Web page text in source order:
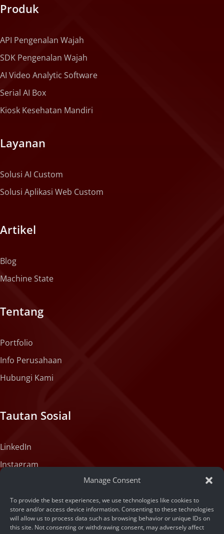
Manage Consent
To provide the best experiences, we use technologies like cookies to
store and/or access device information. Consenting to these technologies
will allow us to process data such as browsing behavior or unique IDs on
this site. Not consenting or withdrawing consent, may adversely affect
Produk
API Pengenalan Wajah
SDK Pengenalan Wajah
AI Video Analytic Software
Serial AI Box
Kiosk Kesehatan Mandiri
Layanan
Solusi AI Custom
Solusi Aplikasi Web Custom
Artikel
Blog
Machine State
Tentang
Portfolio
Info Perusahaan
Hubungi Kami
Tautan Sosial
LinkedIn
Instagram
Medium
Facebook